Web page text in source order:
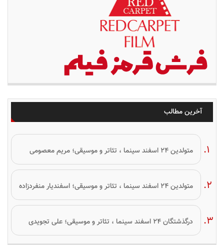
آخرین مطالب
متولدین ۲۴ اسفند سینما ، تئاتر و موسیقی؛ مریم معصومی
متولدین ۲۴ اسفند سینما ، تئاتر و موسیقی؛ اسفندیار منفردزاده
درگذشتگان ۲۴ اسفند سینما ، تئاتر و موسیقی؛ علی تجویدی